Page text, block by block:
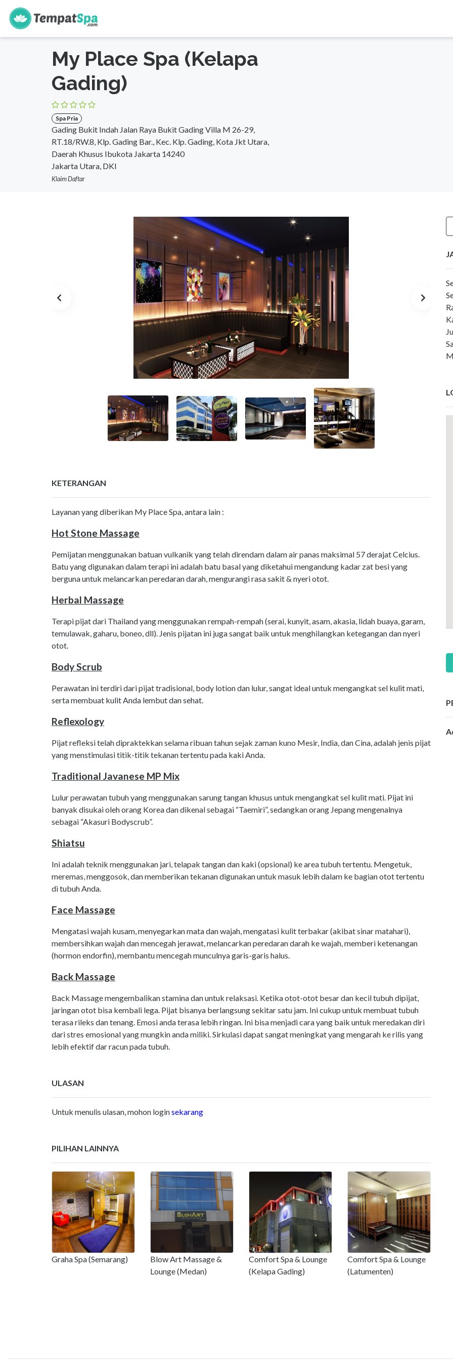
s
My Place Spa (Kelapa
Gading)
Spa Pria
Gading Bukit Indah Jalan Raya Bukit Gading Villa M 26-29,
RT.18/RW.8, Klp. Gading Bar., Kec. Klp. Gading, Kota Jkt Utara,
Daerah Khusus Ibukota Jakarta 14240
Jakarta Utara, DKI
Klaim Daftar
KETERANGAN
Layanan yang diberikan My Place Spa, antara lain :
Hot Stone Massage
Pemijatan menggunakan batuan vulkanik yang telah direndam dalam air panas maksimal 57 derajat Celcius.
Batu yang digunakan dalam terapi ini adalah batu basal yang diketahui mengandung kadar zat besi yang
berguna untuk melancarkan peredaran darah, mengurangi rasa sakit & nyeri otot.
Herbal Massage
Terapi pijat dari Thailand yang menggunakan rempah-rempah (serai, kunyit, asam, akasia, lidah buaya, garam,
temulawak, gaharu, boneo, dll). Jenis pijatan ini juga sangat baik untuk menghilangkan ketegangan dan nyeri
otot.
Body Scrub
Perawatan ini terdiri dari pijat tradisional, body lotion dan lulur, sangat ideal untuk mengangkat sel kulit mati,
serta membuat kulit Anda lembut dan sehat.
Reflexology
Pijat refleksi telah dipraktekkan selama ribuan tahun sejak zaman kuno Mesir, India, dan Cina, adalah jenis pijat
yang menstimulasi titik-titik tekanan tertentu pada kaki Anda.
Traditional Javanese MP Mix
Lulur perawatan tubuh yang menggunakan sarung tangan khusus untuk mengangkat sel kulit mati. Pijat ini
banyak disukai oleh orang Korea dan dikenal sebagai “Taemiri”, sedangkan orang Jepang mengenalnya
sebagai “Akasuri Bodyscrub”.
Shiatsu
Ini adalah teknik menggunakan jari, telapak tangan dan kaki (opsional) ke area tubuh tertentu. Mengetuk,
meremas, menggosok, dan memberikan tekanan digunakan untuk masuk lebih dalam ke bagian otot tertentu
di tubuh Anda.
Face Massage
Mengatasi wajah kusam, menyegarkan mata dan wajah, mengatasi kulit terbakar (akibat sinar matahari),
membersihkan wajah dan mencegah jerawat, melancarkan peredaran darah ke wajah, memberi ketenangan
(hormon endorfin), membantu mencegah munculnya garis-garis halus.
Back Massage
Back Massage mengembalikan stamina dan untuk relaksasi. Ketika otot-otot besar dan kecil tubuh dipijat,
jaringan otot bisa kembali lega. Pijat bisanya berlangsung sekitar satu jam. Ini cukup untuk membuat tubuh
terasa rileks dan tenang. Emosi anda terasa lebih ringan. Ini bisa menjadi cara yang baik untuk meredakan diri
dari stres emosional yang mungkin anda miliki. Sirkulasi dapat sangat meningkat yang mengarah ke rilis yang
lebih efektif dar racun pada tubuh.
ULASAN
Untuk menulis ulasan, mohon loginsekarang
PILIHAN LAINNYA
Graha Spa (Semarang)
Blow Art Massage &
Lounge (Medan)
Comfort Spa & Lounge
(Kelapa Gading)
Comfort Spa & Lounge
(Latumenten)